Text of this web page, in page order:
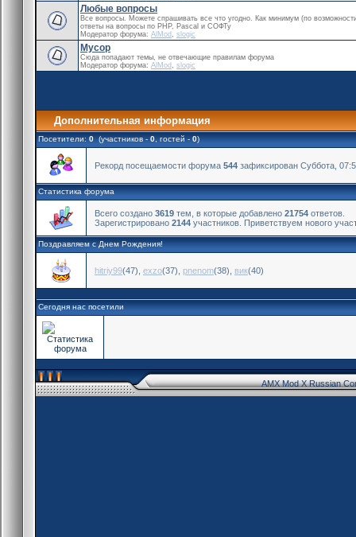
Любые вопросы
Все вопросы. Можете спрашивать все что угодно. Как минимум (по
ответы на вопросы по PHP, Pascal и СОФТу
Модератор форума: AlMod slogic
Мусор
Сюда попадают темы, не отвечающие правилам форума
Модератор форума: AlMod slogic
Дополнительная информация
Посетители:0(участников -0, гостей -0)
Рекорд посещаемости форума 544 зафиксирован Суббота,
Статистика форума
Всего создано 3619 тем, в которые добавлено 21754 ответов.
Зарегистрировано 2144 участников. Приветствуем нового
Поздравляем с Днем Рождения!
hitriy99(47) exzo(37) pnenom(38) вик(40)
Сегодня нас посетили
AMX Mod X Russian